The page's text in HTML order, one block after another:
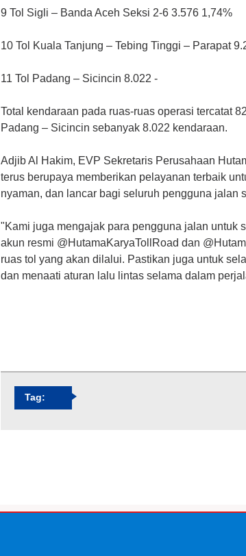
9 Tol Sigli – Banda Aceh Seksi 2-6 3.576 1,74%
10 Tol Kuala Tanjung – Tebing Tinggi – Parapat
11 Tol Padang – Sicincin 8.022 -
Total kendaraan pada ruas-ruas operasi tercatat
Padang – Sicincin sebanyak 8.022 kendaraan.
Adjib Al Hakim, EVP Sekretaris Perusahaan
terus berupaya memberikan pelayanan terbaik
nyaman, dan lancar bagi seluruh pengguna jalan
"Kami juga mengajak para pengguna jalan untuk
akun resmi @HutamaKaryaTollRoad dan
ruas tol yang akan dilalui. Pastikan juga untuk
dan menaati aturan lalu lintas selama dalam
Tag: